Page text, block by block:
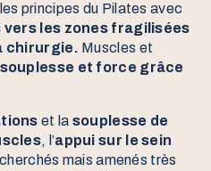
principes du Pilates avec
les zones fragilisées
chirurgie. Muscles et
et force grâce
et la souplesse de
, l’appui sur le sein
mais amenés très